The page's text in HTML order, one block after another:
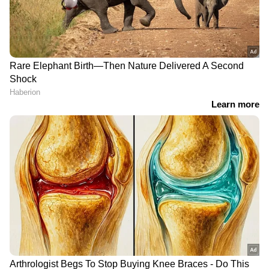
രണ്ട്...
LATEST VIDEOS
സ്ത്രീ ആരോഗ്യ സംരക്ഷണത്തിൽ
രാജ്യത്ത് മാതൃകയാകാൻ
കര്‍ണാടക; 'ഋതുതാരെ' പദ്ധതി